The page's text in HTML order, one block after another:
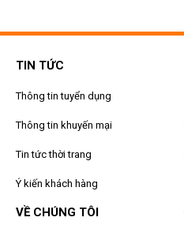
TIN TỨC
Thông tin tuyển dụng
Thông tin khuyến mại
Tin tức thời trang
Ý kiến khách hàng
VỀ CHÚNG TÔI